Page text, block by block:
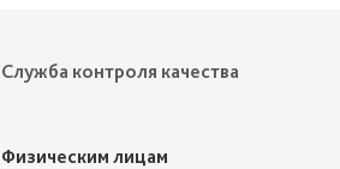
Служба контроля качества
Физическим лицам